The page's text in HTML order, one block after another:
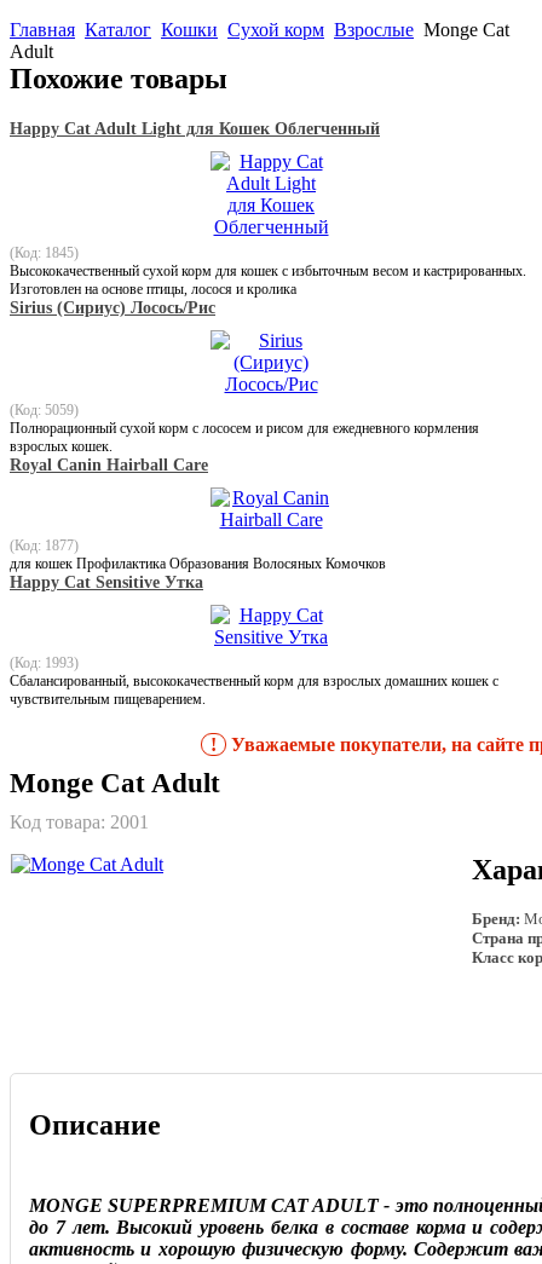
Главная Каталог Кошки Сухой корм Взрослые Monge Cat
Adult
Похожие товары
Happy Cat Adult Light для Кошек Облегченный
(Код: 1845)
Высококачественный сухой корм для кошек с избыточным весом и кастрированных.
Изготовлен на основе птицы, лосося и кролика
Sirius (Сириус) Лосось/Рис
(Код: 5059)
Полнорационный сухой корм с лососем и рисом для ежедневного кормления
взрослых кошек.
Royal Canin Hairball Care
(Код: 1877)
для кошек Профилактика Образования Волосяных Комочков
Happy Cat Sensitive Утка
(Код: 1993)
Сбалансированный, высококачественный корм для взрослых домашних кошек с
чувствительным пищеварением.
! Уважаемые покупатели, на сайте
Monge Cat Adult
Код товара: 2001
Бренд:
Страна
Класс
Описание
MONGE SUPERPREMIUM CAT ADULT - это
до 7 лет. Высокий уровень белка в составе корма и
активность и хорошую физическую форму. Содержит